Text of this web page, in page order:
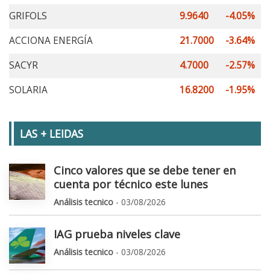
GRIFOLS
9.9640
-4.05%
ACCIONA ENERGÍA
21.7000
-3.64%
SACYR
4.7000
-2.57%
SOLARIA
16.8200 -1.95%
LAS + LEIDAS
Cinco valores que se debe tener en
cuenta por técnico este lunes
Análisis tecnico - 03/08/2026
IAG prueba niveles clave
Análisis tecnico - 03/08/2026